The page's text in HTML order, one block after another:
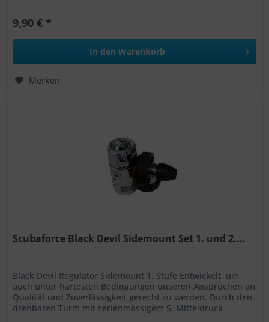
9,90 € *
In den Warenkorb
Merken
Scubaforce Black Devil Sidemount Set 1. und 2....
Black Devil Regulator Sidemount 1. Stufe Entwickelt, um
auch unter härtesten Bedingungen unseren Ansprüchen an
Qualität und Zuverlässigkeit gerecht zu werden. Durch den
drehbaren Turm mit serienmässigem 5. Mitteldruck-